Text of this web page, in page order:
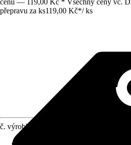
cenu — 119,00 Kč * Všechny ceny vč.
přepravu za ks119,00 Kč*/ ks
č. výrobku